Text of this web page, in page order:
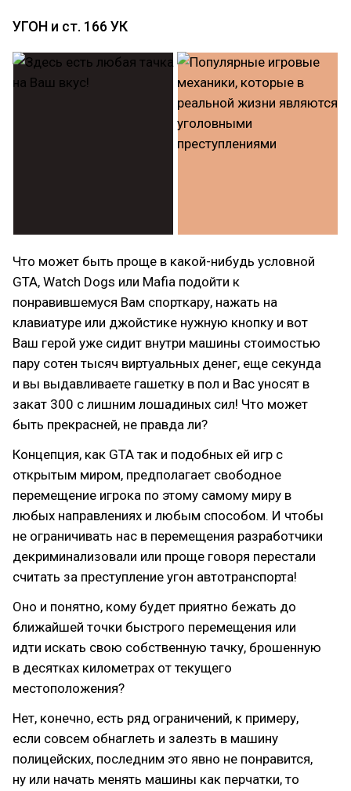
УГОН и ст. 166 УК
Что может быть проще в какой-нибудь условной
GTA, Watch Dogs или Mafia подойти к
понравившемуся Вам спорткару, нажать на
клавиатуре или джойстике нужную кнопку и вот
Ваш герой уже сидит внутри машины стоимостью
пару сотен тысяч виртуальных денег, еще секунда
и вы выдавливаете гашетку в пол и Вас уносят в
закат 300 с лишним лошадиных сил! Что может
быть прекрасней, не правда ли?
Концепция, как GTA так и подобных ей игр с
открытым миром, предполагает свободное
перемещение игрока по этому самому миру в
любых направлениях и любым способом. И чтобы
не ограничивать нас в перемещения разработчики
декриминализовали или проще говоря перестали
считать за преступление угон автотранспорта!
Оно и понятно, кому будет приятно бежать до
ближайшей точки быстрого перемещения или
идти искать свою собственную тачку, брошенную
в десятках километрах от текущего
местоположения?
Нет, конечно, есть ряд ограничений, к примеру,
если совсем обнаглеть и залезть в машину
полицейских, последним это явно не понравится,
ну или начать менять машины как перчатки, то